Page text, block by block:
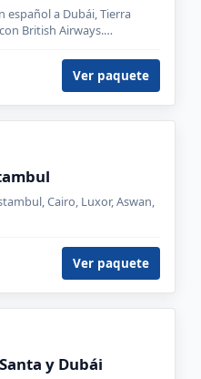
a Dubái, Tierra
British Airways.
Ver paquete
Cairo, Luxor, Aswan,
Ver paquete
y Dubái